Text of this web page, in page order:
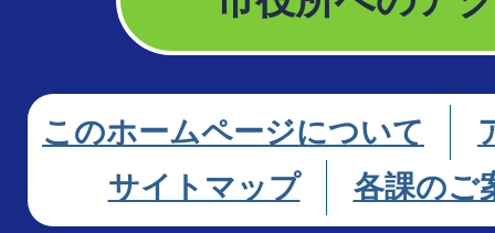
このホームページについて
サイトマップ
各課のご